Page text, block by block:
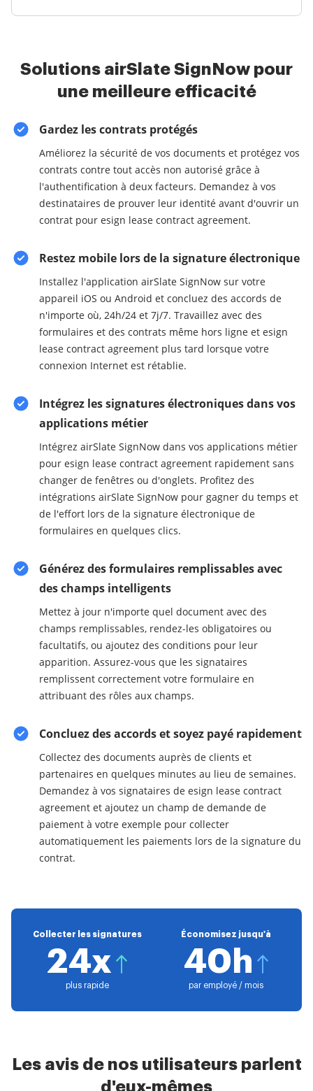
Solutions airSlate SignNow pour
une meilleure efficacité
Gardez les contrats protégés
Améliorez la sécurité de vos documents et protégez vos
contrats contre tout accès non autorisé grâce à
l'authentification à deux facteurs. Demandez à vos
destinataires de prouver leur identité avant d'ouvrir un
contrat pour esign lease contract agreement.
Restez mobile lors de la signature électronique
Installez l'application airSlate SignNow sur votre
appareil iOS ou Android et concluez des accords de
n'importe où, 24h/24 et 7j/7. Travaillez avec des
formulaires et des contrats même hors ligne et esign
lease contract agreement plus tard lorsque votre
connexion Internet est rétablie.
Intégrez les signatures électroniques dans vos
applications métier
Intégrez airSlate SignNow dans vos applications métier
pour esign lease contract agreement rapidement sans
changer de fenêtres ou d'onglets. Profitez des
intégrations airSlate SignNow pour gagner du temps et
de l'effort lors de la signature électronique de
formulaires en quelques clics.
Générez des formulaires remplissables avec
des champs intelligents
Mettez à jour n'importe quel document avec des
champs remplissables, rendez-les obligatoires ou
facultatifs, ou ajoutez des conditions pour leur
apparition. Assurez-vous que les signataires
remplissent correctement votre formulaire en
attribuant des rôles aux champs.
Concluez des accords et soyez payé rapidement
Collectez des documents auprès de clients et
partenaires en quelques minutes au lieu de semaines.
Demandez à vos signataires de esign lease contract
agreement et ajoutez un champ de demande de
paiement à votre exemple pour collecter
automatiquement les paiements lors de la signature du
contrat.
Collecter les signatures
24x
plus rapide
Économisez jusqu'à
40h
par employé / mois
Les avis de nos utilisateurs parlent
d'eux-mêmes